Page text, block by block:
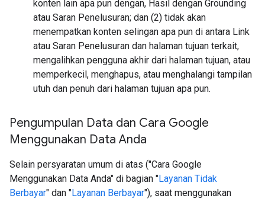
konten lain apa pun dengan, Hasil dengan Grounding
atau Saran Penelusuran; dan (2) tidak akan
menempatkan konten selingan apa pun di antara Link
atau Saran Penelusuran dan halaman tujuan terkait,
mengalihkan pengguna akhir dari halaman tujuan, atau
memperkecil, menghapus, atau menghalangi tampilan
utuh dan penuh dari halaman tujuan apa pun.
Pengumpulan Data dan Cara Google
Menggunakan Data Anda
Selain persyaratan umum di atas ("Cara Google
Menggunakan Data Anda" di bagian "Layanan Tidak
Berbayar" dan "Layanan Berbayar"), saat menggunakan